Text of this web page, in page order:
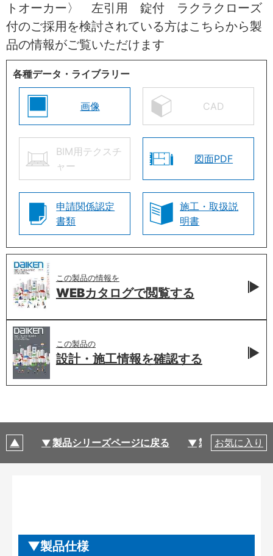
トオーカー〉 左引用 錠付 ラクラクローズ
付のご採用を検討されている方はこちらから製
品の情報がご覧いただけます
各種データ・ライブラリー
画像 CAD
BIM用テクスチ
ャー
図面PDF
申請関係認定
書類
施工・取扱説
明書
この製品の情報を
WEBカタログで閲覧する
この製品の
設計・施工情報を確認する
製品シリーズページに戻る 製品仕様
お気に入り
製品仕様